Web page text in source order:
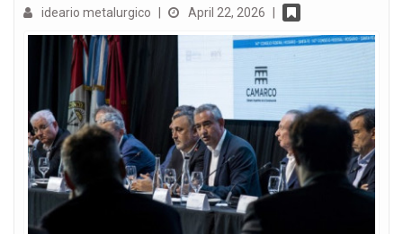
ideario metalurgico April 22, 2026